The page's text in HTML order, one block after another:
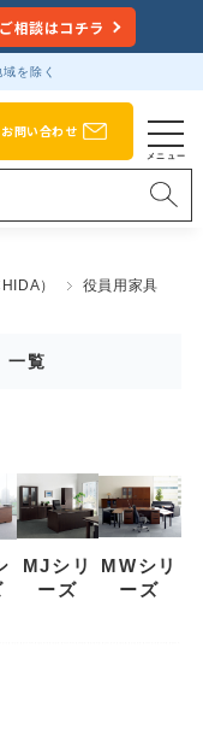
ご相談はコチラ
を除く
お問い合わせ
） 役員用家具
覧
MJシリ
ーズ
MWシリ
ーズ